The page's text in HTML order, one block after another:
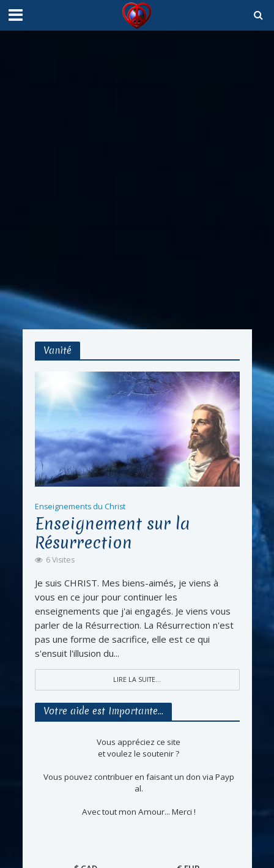
Vanité
Enseignements du Christ
Enseignement sur la
Résurrection
6 Visites
Je suis CHRIST. Mes biens-aimés, je viens à
vous en ce jour pour continuer les
enseignements que j'ai engagés. Je viens vous
parler de la Résurrection. La Résurrection n'est
pas une forme de sacrifice, elle est ce qui
s'ensuit l'illusion du...
LIRE LA SUITE...
Votre aide est Importante…
Vous appréciez ce site
et voulez le soutenir ?
Vous pouvez contribuer en faisant un don via Payp
al.
Avec tout mon Amour... Merci !